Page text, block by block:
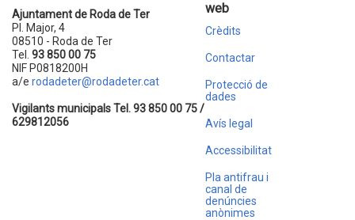
Ajuntament de Roda de Ter
Pl. Major, 4
08510 - Roda de Ter
Tel. 93 850 00 75
NIF P0818200H
a/e rodadeter@rodadeter.cat
Vigilants municipals Tel. 93 850 00 75 /
629812056
web
Crèdits
Contactar
Protecció de
dades
Avís legal
Accessibilitat
Pla antifrau i
canal de
denúncies
anònimes